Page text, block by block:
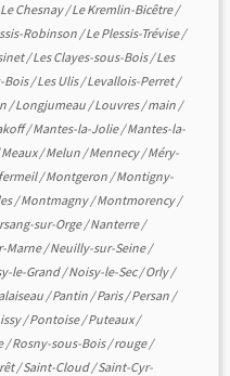
Le Chesnay/Le Kremlin-Bicêtre/
Robinson/Le Plessis-Trévise/
/Les Clayes-sous-Bois/Les
Bois/Les Ulis/Levallois-Perret/
/Longjumeau /Louvres/main /
/Mantes-la-Jolie/Mantes-la-
Meaux/Melun /Mennecy/Méry-
/Montgeron /Montigny-
/Montmagny/Montmorency/
sur-Orge/Nanterre/
Marne/Neuilly-sur-Seine/
le-Grand/Noisy-le-Sec/Orly/
/Pantin /Paris/Persan /
/Pontoise/Puteaux/
/Rosny-sous-Bois/rouge/
/Saint-Cloud/Saint-Cyr-